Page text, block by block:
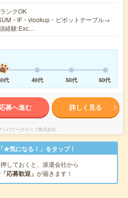
ンクOK
・IF・vlookup・ピボットテーブル→
経験:Exc…
代 40代 50代 60代
応募へ進む 詳しく見る
ンパワーグループ株式会社
★気になる！」をタップ！
しておくと、派遣会社から
「応募歓迎」 が届きます！